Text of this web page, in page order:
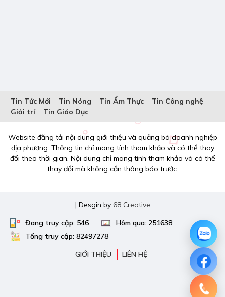
Tin Tức Mới Tin Nóng Tin Ẩm Thực
Tin Công nghệ
Giải trí
Tin Giáo Dục
Website đăng tải nội dung giới thiệu và quảng bá doanh nghiệp
địa phương. Thông tin chỉ mang tính tham khảo và có thể thay
đổi theo thời gian. Nội dung chỉ mang tính tham khảo và có thể
thay đổi mà không cần thông báo trước.
| Desgin by 68 Creative
Đang truy cập: 546
Hôm qua: 251638
Tổng truy cập: 82497278
GIỚI THIỆU LIÊN HỆ